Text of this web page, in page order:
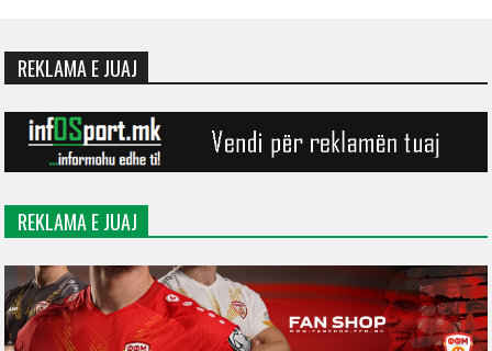
REKLAMA E JUAJ
REKLAMA E JUAJ